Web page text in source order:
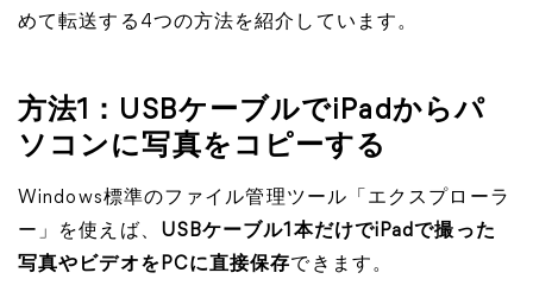
めて転送する4つの方法を紹介しています。
方法1：USBケーブルでiPadからパ
ソコンに写真をコピーする
Windows標準のファイル管理ツール「エクスプローラ
ー」を使えば、 USBケーブル1本だけでiPadで撮った
写真やビデオをPCに直接保存できます。